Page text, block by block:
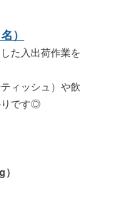
）
た入出荷作業を
ィッシュ）や飲
りです◎